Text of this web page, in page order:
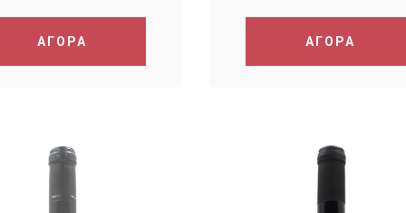
ΑΓΟΡΑ ΑΓΟΡΑ